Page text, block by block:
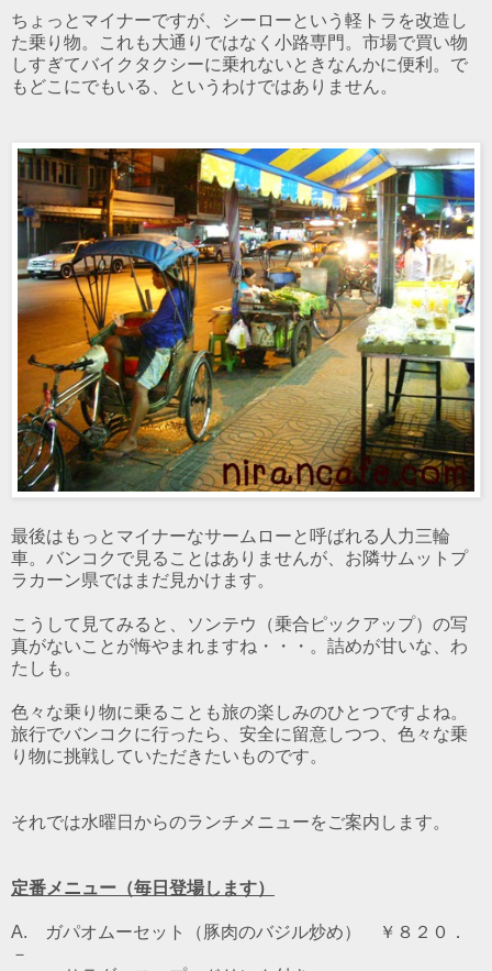
ちょっとマイナーですが、シーローという軽トラを改造し
た乗り物。これも大通りではなく小路専門。市場で買い物
しすぎてバイクタクシーに乗れないときなんかに便利。で
もどこにでもいる、というわけではありません。
最後はもっとマイナーなサームローと呼ばれる人力三輪
車。バンコクで見ることはありませんが、お隣サムットプ
ラカーン県ではまだ見かけます。
こうして見てみると、ソンテウ（乗合ピックアップ）の写
真がないことが悔やまれますね・・・。詰めが甘いな、わ
たしも。
色々な乗り物に乗ることも旅の楽しみのひとつですよね。
旅行でバンコクに行ったら、安全に留意しつつ、色々な乗
り物に挑戦していただきたいものです。
それでは水曜日からのランチメニューをご案内します。
定番メニュー（毎日登場します）
A. ガパオムーセット（豚肉のバジル炒め） ￥８２０．
－